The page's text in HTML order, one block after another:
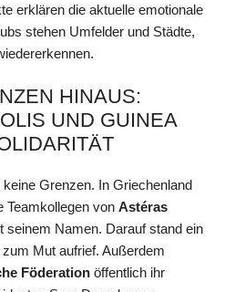
erklären die aktuelle emotionale
stehen Umfelder und Städte,
HINAUS:
UND GUINEA
Grenzen. In Griechenland
Teamkollegen von Astéras
seinem Namen. Darauf stand ein
Mut aufrief. Außerdem
Föderation öffentlich ihr